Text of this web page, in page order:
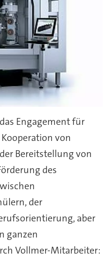
Engagement für
von
Bereitstellung von
des
der
aber
ganzen
Vollmer-Mitarbeiter: